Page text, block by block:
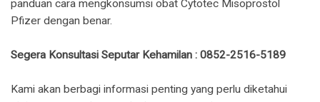
panduan cara mengkonsumsi obat Cytotec Misoprostol
Pfizer dengan benar.
Segera Konsultasi Seputar Kehamilan : 0852-2516-5189
Kami akan berbagi informasi penting yang perlu diketahui